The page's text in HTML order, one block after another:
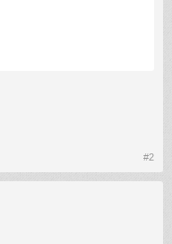
#2